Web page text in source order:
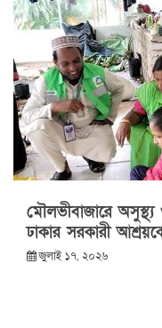
মৌলভীবাজারে
ঢাকার সরকারী
জুলাই ১৭, ২০২৬